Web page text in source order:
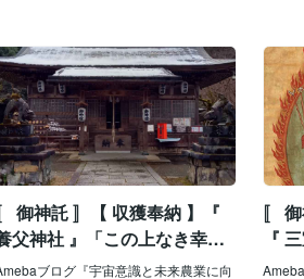
す。 でも ・信じたい ・嫌われたくな
・ここまで来たから そんな気持ちで
の違和感に蓋をしてしまいます。 では
うすればいいのか。 答えはシンプルで
。 「違和感を無視しないこと」 です。
さな違和感ほど 大きなト
御神託 〛【 収獲奉納 】『
父神社 』「この上なき幸せ
時空来たり」
ブログ『宇宙意識と未来農業に向
〚
『
授 』